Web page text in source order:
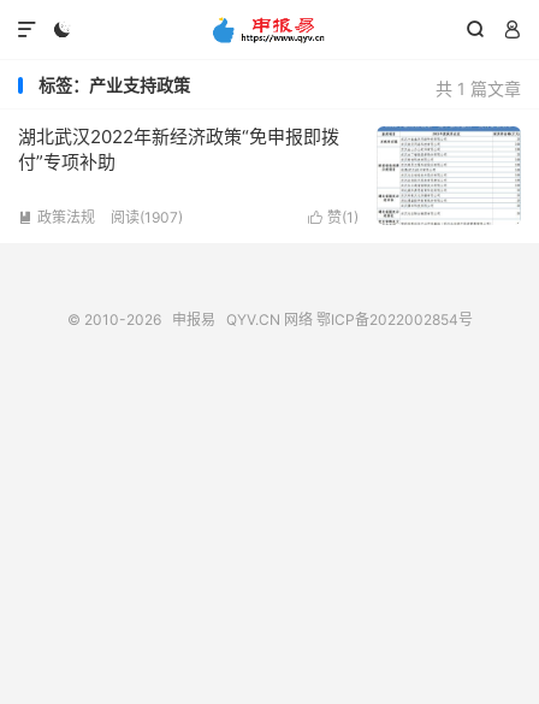
  

共 1 篇文章
标签：产业支持政策
湖北武汉2022年新经济政策“免申报即拨
付”专项补助
 赞(1 )
 政策法规 阅读(1907)
© 2010-2026 申报易 QYV.CN 网络 鄂ICP备2022002854号